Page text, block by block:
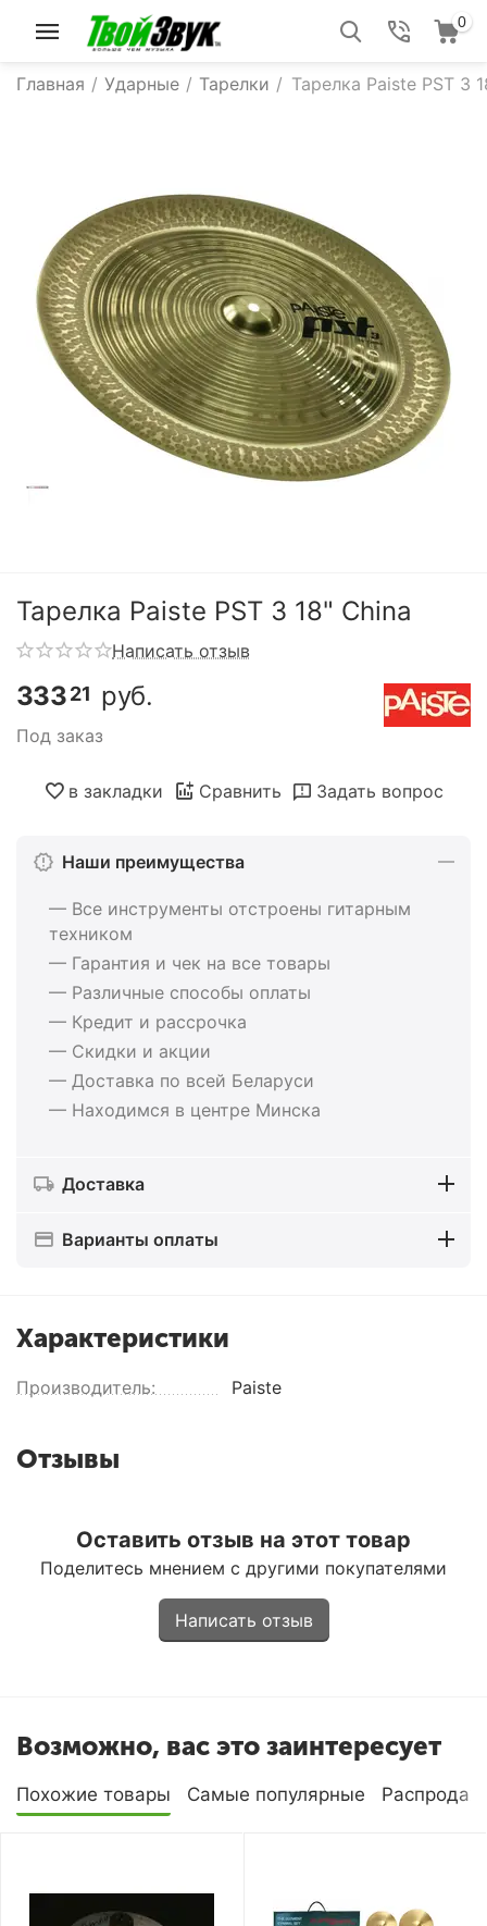
0
Главная / Ударные / Тарелки / Тарелка Paiste PST 3
Тарелка Paiste PST 3 18" China
Написать отзыв
33321 руб.
Под заказ
в закладки Сравнить Задать вопрос
Наши преимущества
— Все инструменты отстроены гитарным
техником
— Гарантия и чек на все товары
— Различные способы оплаты
— Кредит и рассрочка
— Скидки и акции
— Доставка по всей Беларуси
— Находимся в центре Минска
Доставка
Варианты оплаты
Характеристики
Производитель: Paiste
Отзывы
Оставить отзыв на этот товар
Поделитесь мнением с другими покупателями
Написать отзыв
Возможно, вас это заинтересует
Похожие товары Самые популярные